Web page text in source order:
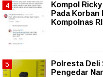
Kompol
Pada Korban
Kompolnas RI
Polresta Deli
Pengedar